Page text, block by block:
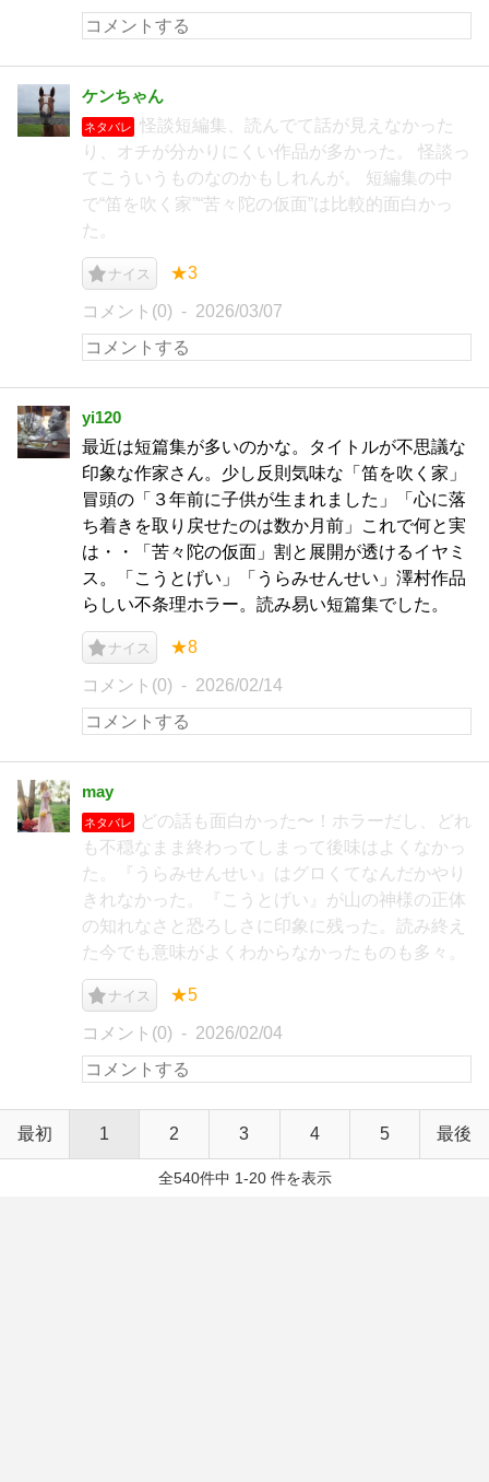
ケンちゃん
ネタバレ
怪談短編集、読んでて話が見えなかった
り、オチが分かりにくい作品が多かった。 怪談っ
てこういうものなのかもしれんが。 短編集の中
で“笛を吹く家”“苦々陀の仮面”は比較的面白かっ
た。
ナイス ★3
コメント(0) 2026/03/07
yi120
最近は短篇集が多いのかな。タイトルが不思議な
印象な作家さん。少し反則気味な「笛を吹く家」
冒頭の「３年前に子供が生まれました」「心に落
ち着きを取り戻せたのは数か月前」これで何と実
は・・「苦々陀の仮面」割と展開が透けるイヤミ
ス。「こうとげい」「うらみせんせい」澤村作品
らしい不条理ホラー。読み易い短篇集でした。
ナイス ★8
コメント(0) 2026/02/14
may
ネタバレ
どの話も面白かった〜！ホラーだし、どれ
も不穏なまま終わってしまって後味はよくなかっ
た。『うらみせんせい』はグロくてなんだかやり
きれなかった。『こうとげい』が山の神様の正体
の知れなさと恐ろしさに印象に残った。読み終え
た今でも意味がよくわからなかったものも多々。
ナイス ★5
コメント(0) 2026/02/04
最初 1 2 3 4 5 最後
全540件中 1-20 件を表示